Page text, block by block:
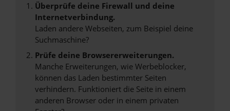
Überprüfe deine Firewall und deine
Internetverbindung.
Laden andere Webseiten, zum Beispiel deine
Suchmaschine?
Prüfe deine Browsererweiterungen.
Manche Erweiterungen, wie Werbeblocker,
können das Laden bestimmter Seiten
verhindern. Funktioniert die Seite in einem
anderen Browser oder in einem privaten